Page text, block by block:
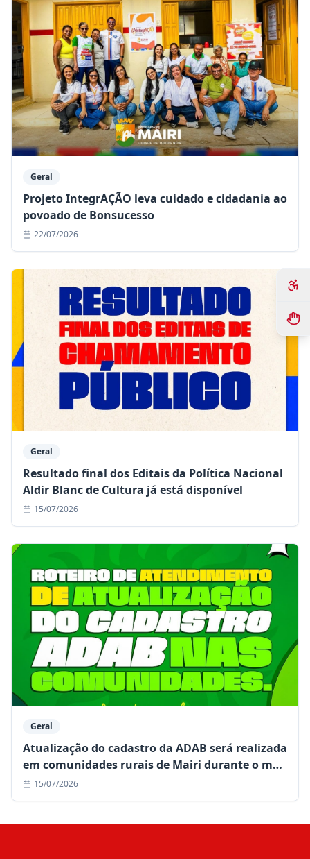
Geral
Projeto IntegrAÇÃO leva cuidado e cidadania ao
povoado de Bonsucesso
22/07/2026
Geral
Resultado final dos Editais da Política Nacional
Aldir Blanc de Cultura já está disponível
15/07/2026
Geral
Atualização do cadastro da ADAB será realizada
em comunidades rurais de Mairi durante o mês
de julho
15/07/2026